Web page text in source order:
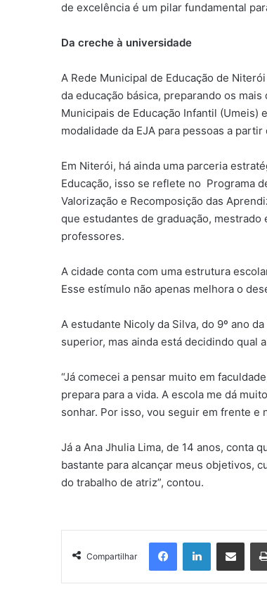
de excelência é um pilar fundamental
Da creche à universidade
A Rede Municipal de Educação de
da educação básica, preparando os
Municipais de Educação Infantil (Umeis)
modalidade da EJA para pessoas a
Em Niterói, há ainda uma parceria
Educação, isso se reflete no Programa
Valorização e Recomposição das
que estudantes de graduação, mestrado
professores.
A cidade conta com uma estrutura
Esse estímulo não apenas melhora o
A estudante Nicoly da Silva, do 9º ano
superior, mas ainda está decidindo qual
“Já comecei a pensar muito em
prepara para a vida. A escola me dá
sonhar. Por isso, vou seguir em frente e
Já a Ana Jhulia Lima, de 14 anos, conta
bastante para alcançar meus objetivos,
do trabalho de atriz”, contou.
Compartilhar
FacebookLinkedinCompartilhar via e-mail